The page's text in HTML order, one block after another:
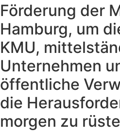
Förderung der
Hamburg, um
KMU,
Unternehmen
öffentliche
die
morgen zu